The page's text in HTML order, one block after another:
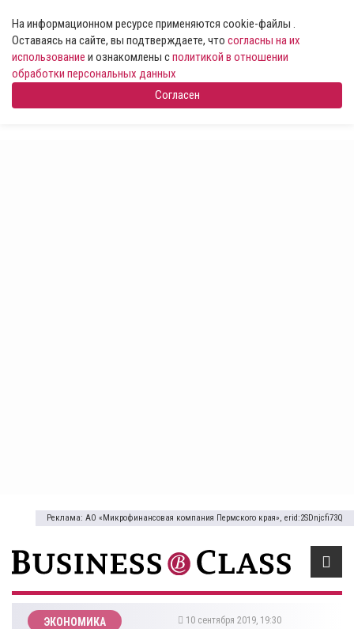
На информационном ресурсе применяются cookie-файлы .
Оставаясь на сайте, вы подтверждаете, что согласны на их
использование и ознакомлены сполитикой в отношении
обработки персональных данных
Согласен
Реклама: АО «Микрофинансовая компания Пермского края», erid:2SDnjcfi73Q
ЭКОНОМИКА 10 сентября 2019, 19:30